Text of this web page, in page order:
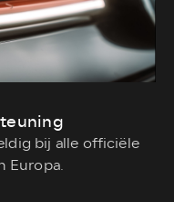
bij alle officiële
Europa.